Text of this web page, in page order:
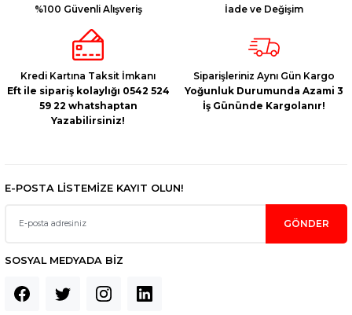
%100 Güvenli Alışveriş İade ve Değişim
Kredi Kartına Taksit İmkanı
Eft ile sipariş kolaylığı 0542 524
59 22 whatshaptan
Yazabilirsiniz!
Siparişleriniz Aynı Gün Kargo
Yoğunluk Durumunda Azami 3
İş Gününde Kargolanır!
E-POSTA LİSTEMİZE KAYIT OLUN!
GÖNDER
SOSYAL MEDYADA BİZ